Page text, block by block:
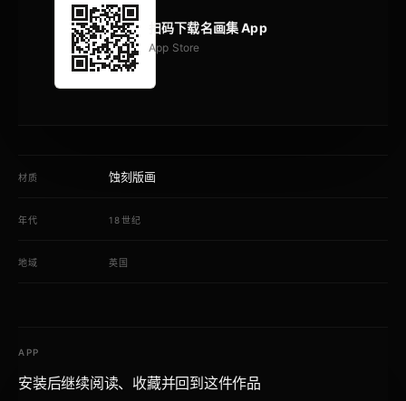
扫码下载名画集 App
App Store
材质 蚀刻版画
年代 18世纪
地域 英国
APP
安装后继续阅读、收藏并回到这件作品